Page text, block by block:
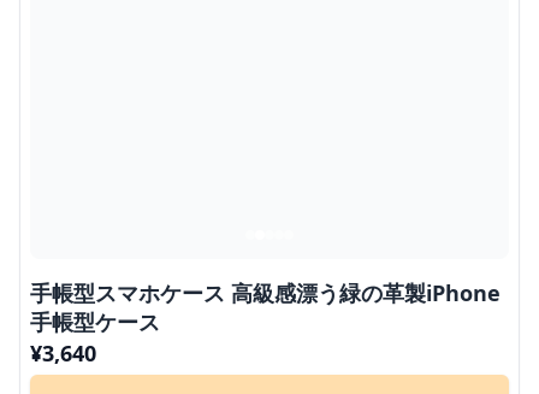
手帳型スマホケース 高級感漂う緑の革製iPhone
手帳型ケース
¥3,640